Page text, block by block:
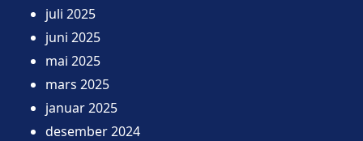
juli 2025
juni 2025
mai 2025
mars 2025
januar 2025
desember 2024